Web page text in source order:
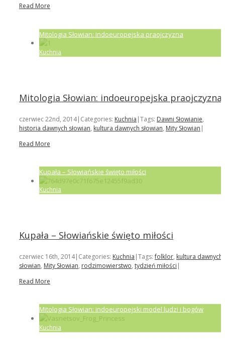
Read More
Mitologia Słowian: indoeuropejska praojczyzna
Kuchnia
Mitologia Słowian: indoeuropejska praojczyzna
czerwiec 22nd, 2014| Categories: Kuchnia |Tags: Dawni Słowianie,
historia dawnych słowian, kultura dawnych słowian, Mity Słowian |
Read More
Kupała – Słowiańskie święto miłości
Kuchnia
Kupała – Słowiańskie święto miłości
czerwiec 16th, 2014| Categories: Kuchnia |Tags:folklor, kultura dawnych
słowian, Mity Słowian, rodzimowierstwo, tydzień miłości |
Read More
Mitologia Słowian: indoeuropejski model ludzi i bogów
Kuchnia